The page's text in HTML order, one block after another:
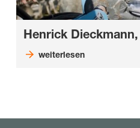
Henrick
weiterlesen